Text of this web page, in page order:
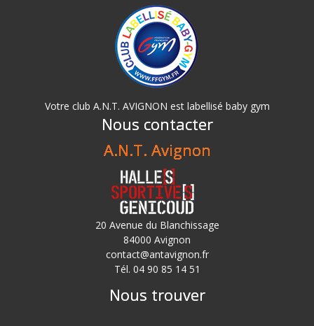
Votre club A.N.T. AVIGNON est labellisé baby gym
Nous contacter
A.N.T. Avignon
20 Avenue du Blanchissage
84000 Avignon
contact@antavignon.fr
Tél. 04 90 85 14 51
Nous trouver